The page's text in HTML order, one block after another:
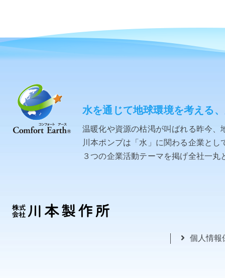
水を通じて地球環境を考える
温暖化や資源の枯渇が叫ばれる昨今
川本ポンプは「水」に関わる企業と
３つの企業活動テーマを掲げ全社一
個人情報